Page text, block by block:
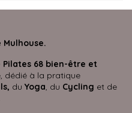
Mulhouse.
Pilates 68 bien-être et
dédié à la pratique
du Yoga, du Cycling et de